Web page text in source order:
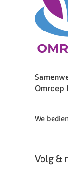
Omroep
We
Volg &